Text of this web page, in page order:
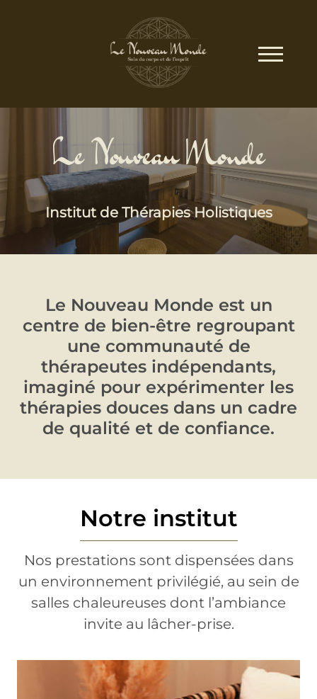
Le Nouveau Monde
Institut de Thérapies Holistiques
Le Nouveau Monde est un
centre de bien-être regroupant
une communauté de
thérapeutes indépendants,
imaginé pour expérimenter les
thérapies douces dans un cadre
de qualité et de confiance.
Notre institut
Nos prestations sont dispensées dans
un environnement privilégié, au sein de
salles chaleureuses dont l’ambiance
invite au lâcher-prise.